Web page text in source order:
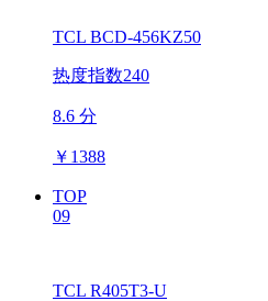
TCL BCD-456KZ50
热度指数240
8.6 分
￥ 1388
TOP
09
TCL R405T3-U